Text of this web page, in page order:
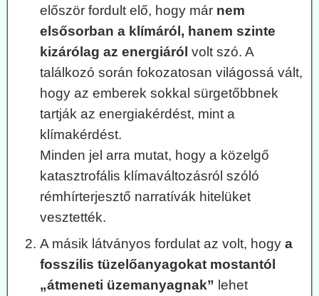
először fordult elő, hogy már nem
elsősorban a klímáról, hanem szinte
kizárólag az energiáról volt szó. A
találkozó során fokozatosan világossá vált,
hogy az emberek sokkal sürgetőbbnek
tartják az energiakérdést, mint a
klímakérdést.
Minden jel arra mutat, hogy a közelgő
katasztrofális klímaváltozásról szóló
rémhírterjesztő narratívák hitelüket
vesztették.
A másik látványos fordulat az volt, hogy a
fosszilis tüzelőanyagokat mostantól
„átmeneti üzemanyagnak” lehet